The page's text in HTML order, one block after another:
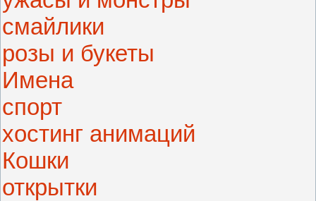
смайлики
розы и букеты
Имена
спорт
хостинг анимаций
Кошки
открытки